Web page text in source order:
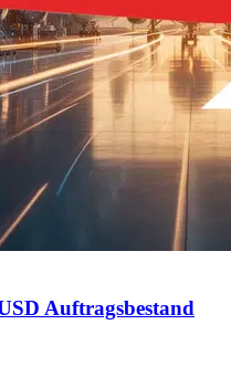
Auftragsbestand